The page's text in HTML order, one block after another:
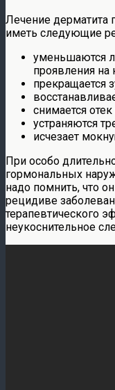
Лечение
иметь следующие
уменьшаются
проявления на
прекращается
снимается
устраняются
исчезает
При особо
гормональных
надо помнить, что
рецидиве
терапевтического
неукоснительное